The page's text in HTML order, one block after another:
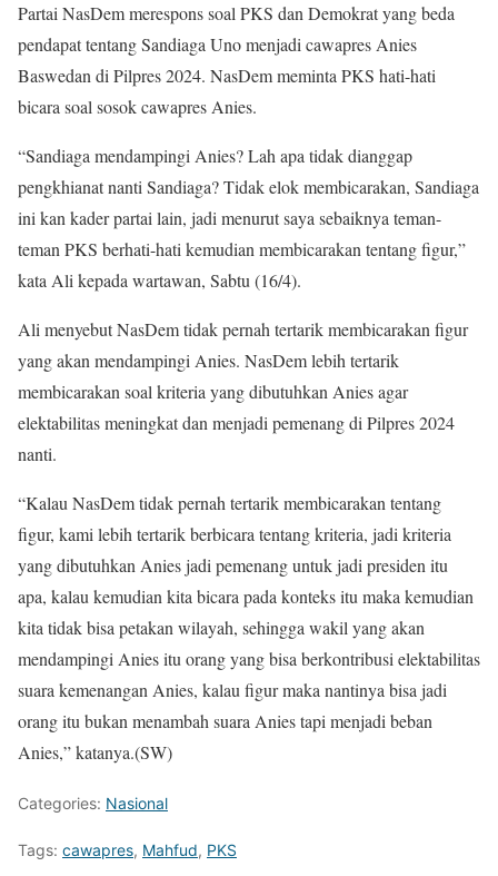
Partai NasDem merespons soal PKS dan Demokrat yang beda
pendapat tentang Sandiaga Uno menjadi cawapres Anies
Baswedan di Pilpres 2024. NasDem meminta PKS hati-hati
bicara soal sosok cawapres Anies.
“Sandiaga mendampingi Anies? Lah apa tidak dianggap
pengkhianat nanti Sandiaga? Tidak elok membicarakan, Sandiaga
ini kan kader partai lain, jadi menurut saya sebaiknya teman-
teman PKS berhati-hati kemudian membicarakan tentang figur,”
kata Ali kepada wartawan, Sabtu (16/4).
Ali menyebut NasDem tidak pernah tertarik membicarakan figur
yang akan mendampingi Anies. NasDem lebih tertarik
membicarakan soal kriteria yang dibutuhkan Anies agar
elektabilitas meningkat dan menjadi pemenang di Pilpres 2024
nanti.
“Kalau NasDem tidak pernah tertarik membicarakan tentang
figur, kami lebih tertarik berbicara tentang kriteria, jadi kriteria
yang dibutuhkan Anies jadi pemenang untuk jadi presiden itu
apa, kalau kemudian kita bicara pada konteks itu maka kemudian
kita tidak bisa petakan wilayah, sehingga wakil yang akan
mendampingi Anies itu orang yang bisa berkontribusi elektabilitas
suara kemenangan Anies, kalau figur maka nantinya bisa jadi
orang itu bukan menambah suara Anies tapi menjadi beban
Anies,” katanya.(SW)
Categories: Nasional
Tags: cawapres, Mahfud, PKS